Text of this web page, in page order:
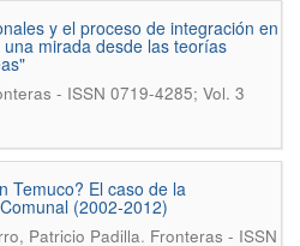
y el proceso de integración en
mirada desde las teorías
- ISSN 0719-4285; Vol. 3
Temuco? El caso de la
(2002-2012)
Patricio Padilla. Fronteras - ISSN